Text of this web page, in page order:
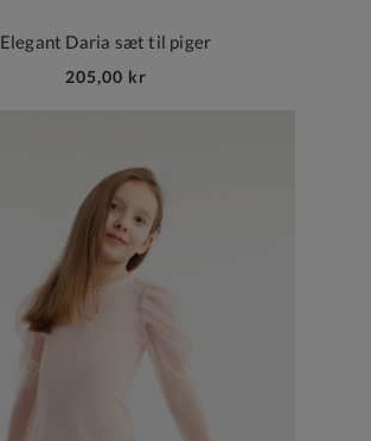
Elegant Daria sæt til piger
205,00 kr